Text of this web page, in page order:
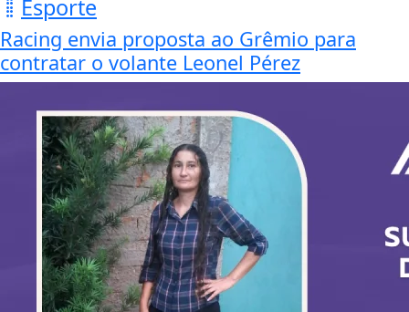
Esporte
Racing envia proposta ao Grêmio para
contratar o volante Leonel Pérez